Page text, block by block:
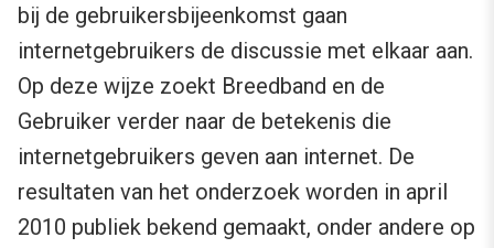
bij de gebruikersbijeenkomst gaan
internetgebruikers de discussie met elkaar aan.
Op deze wijze zoekt Breedband en de
Gebruiker verder naar de betekenis die
internetgebruikers geven aan internet. De
resultaten van het onderzoek worden in april
2010 publiek bekend gemaakt, onder andere op